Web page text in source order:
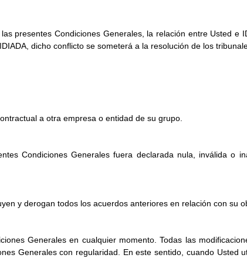
presentes Condiciones Generales, la relación entre Usted
dicho conflicto se someterá a la resolución de los
a otra empresa o entidad de su grupo.
Condiciones Generales fuera declarada nula, inválida o
y derogan todos los acuerdos anteriores en relación con su
Generales en cualquier momento. Todas las
Generales con regularidad. En este sentido, cuando